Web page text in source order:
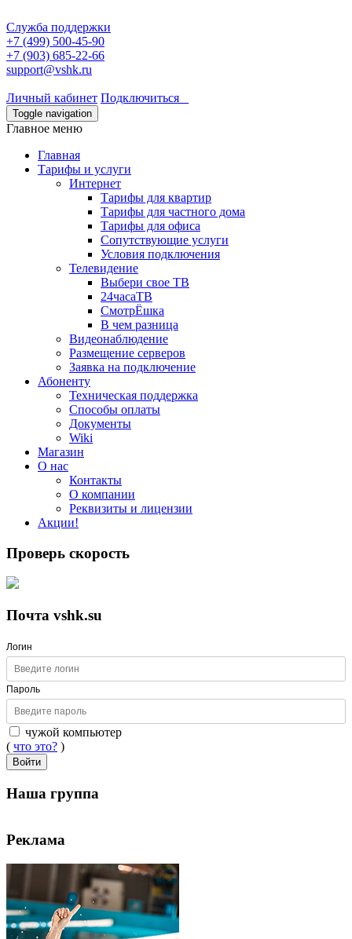
Служба поддержки
+7 (499) 500-45-90
+7 (903) 685-22-66
support@vshk.ru
Личный кабинет Подключиться
Toggle navigation
Главное меню
Главная
Тарифы и услуги
Интернет
Тарифы для квартир
Тарифы для частного дома
Тарифы для офиса
Сопутствующие услуги
Условия подключения
Телевидение
Выбери свое ТВ
24часаТВ
СмотрЁшка
В чем разница
Видеонаблюдение
Размещение серверов
Заявка на подключение
Абоненту
Техническая поддержка
Способы оплаты
Документы
Wiki
Магазин
О нас
Контакты
О компании
Реквизиты и лицензии
Акции!
Проверь скорость
Почта vshk.su
Логин
Пароль
чужой компьютер
( что это? )
Войти
Наша группа
Реклама